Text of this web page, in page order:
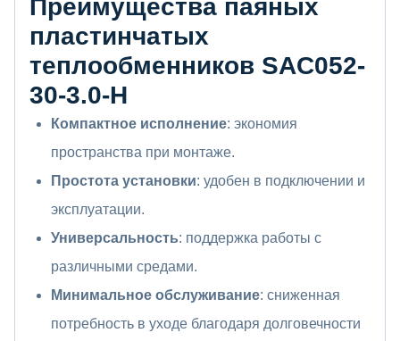
Преимущества паяных
пластинчатых
теплообменников SAC052-
30-3.0-H
Компактное исполнение: экономия
пространства при монтаже.
Простота установки: удобен в подключении и
эксплуатации.
Универсальность: поддержка работы с
различными средами.
Минимальное обслуживание: сниженная
потребность в уходе благодаря долговечности